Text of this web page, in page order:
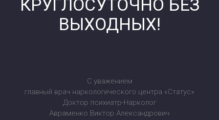
КРУГЛОСУТОЧНО БЕЗ
ВЫХОДНЫХ!
С уважением
главный врач наркологического центра «Статус»
Доктор психиатр-Нарколог
Авраменко Виктор Александрович